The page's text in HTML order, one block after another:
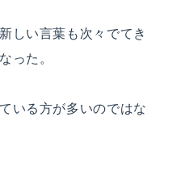
しい言葉も次々でてき
った。
いる方が多いのではな